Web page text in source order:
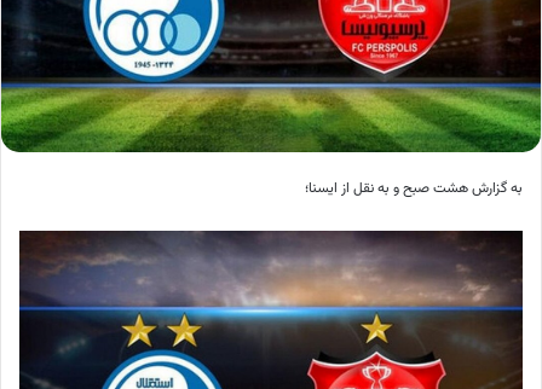
به گزارش هشت صبح و به نقل از ایسنا؛